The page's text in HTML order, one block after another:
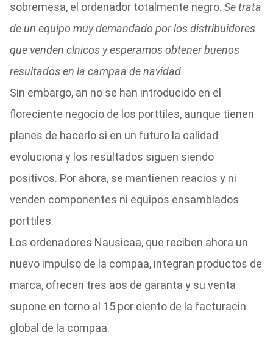
sobremesa, el ordenador totalmente negro. Se trata
de un equipo muy demandado por los distribuidores
que venden clnicos y esperamos obtener buenos
resultados en la campaa de navidad.
Sin embargo, an no se han introducido en el
floreciente negocio de los porttiles, aunque tienen
planes de hacerlo si en un futuro la calidad
evoluciona y los resultados siguen siendo
positivos. Por ahora, se mantienen reacios y ni
venden componentes ni equipos ensamblados
porttiles.
Los ordenadores Nausicaa, que reciben ahora un
nuevo impulso de la compaa, integran productos de
marca, ofrecen tres aos de garanta y su venta
supone en torno al 15 por ciento de la facturacin
global de la compaa.